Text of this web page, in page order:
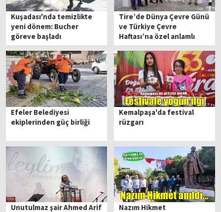
Kuşadası'nda temizlikte
yeni dönem: Bucher
göreve başladı
Tire’de Dünya Çevre Günü
ve Türkiye Çevre
Haftası’na özel anlamlı
etkinlik
Efeler Belediyesi
ekiplerinden güç birliği
Kemalpaşa'da festival
rüzgarı
Unutulmaz şair Ahmed Arif
Nazım Hikmet